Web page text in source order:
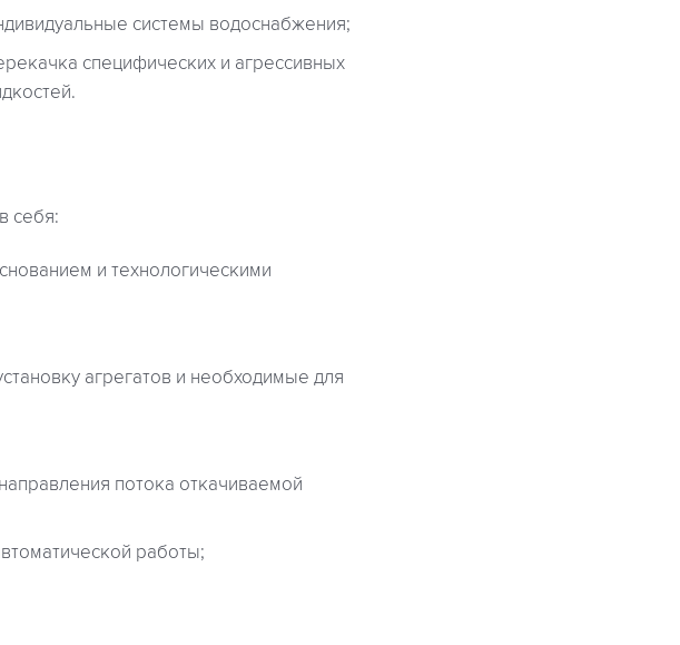
системы водоснабжения;
специфических и агрессивных
себя:
и технологическими
агрегатов и необходимые для
потока откачиваемой
работы;